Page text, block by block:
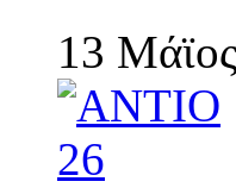
13